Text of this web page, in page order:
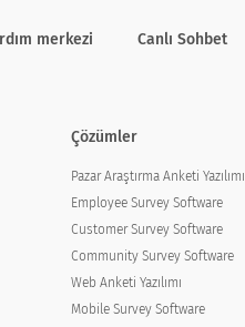
merkezi Canlı Sohbet
Çözümler
Pazar Araştırma Anketi Yazılımı
Employee Survey Software
Customer Survey Software
Community Survey Software
Web Anketi Yazılımı
Mobile Survey Software